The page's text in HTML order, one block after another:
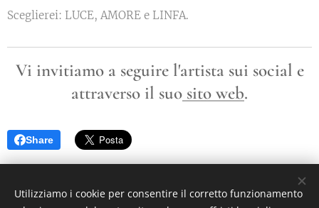
Sceglierei: LUCE, AMORE e LINFA.
Vi invitiamo a seguire l'artista sui social e
attraverso il suo sito web.
Share
Utilizziamo i cookie per consentire il corretto funzionamento